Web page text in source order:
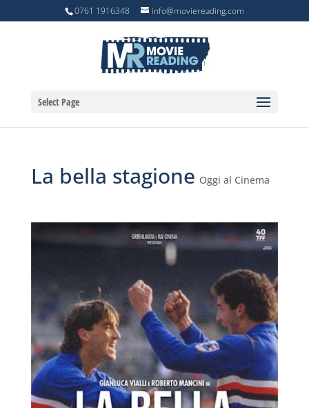
0761 1916348 info@moviereading.com
Select Page
La bella stagione Oggi al Cinema